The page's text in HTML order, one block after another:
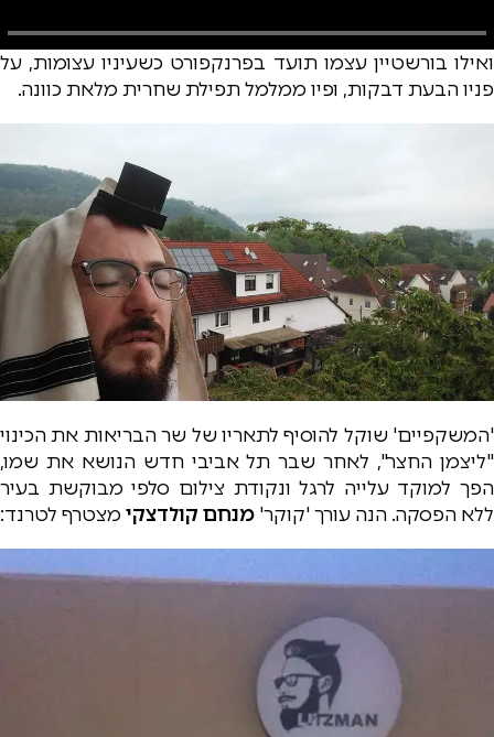
ואילו בורשטיין עצמו תועד בפרנקפורט כשעיניו עצומות, על
פניו הבעת דבקות, ופיו ממלמל תפילת שחרית מלאת כוונה.
'המשקפיים' שוקל להוסיף לתאריו של שר הבריאות את הכינוי
"ליצמן החצר", לאחר שבר תל אביבי חדש הנושא את שמו,
הפך למוקד עלייה לרגל ונקודת צילום סלפי מבוקשת בעיר
ללא הפסקה. הנה עורך 'קוקר' מנחם קולדצקי מצטרף לטרנד: